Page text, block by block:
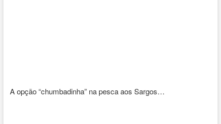
A opção “chumbadinha” na pesca aos Sargos…